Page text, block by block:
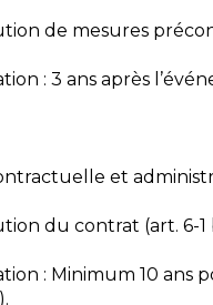
de mesures
: 3 ans après
et
du contrat (art. 6-
: Minimum 10 ans